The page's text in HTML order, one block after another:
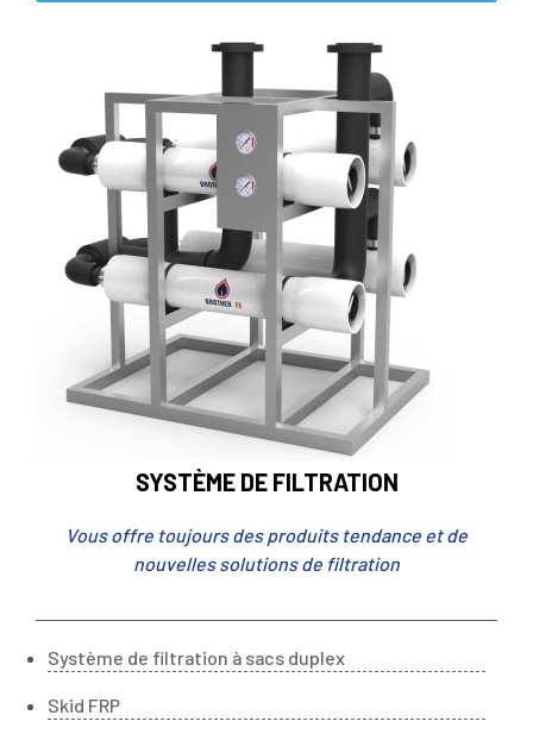
SYSTÈME DE FILTRATION
Vous offre toujours des produits tendance et de
nouvelles solutions de filtration
Système de filtration à sacs duplex
Skid FRP